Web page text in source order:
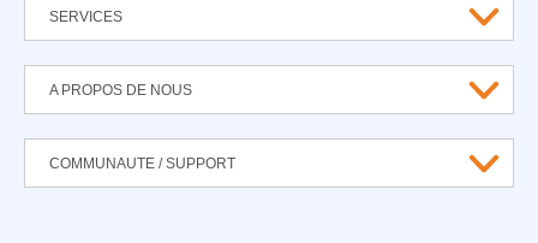
SERVICES
A PROPOS DE NOUS
COMMUNAUTE / SUPPORT